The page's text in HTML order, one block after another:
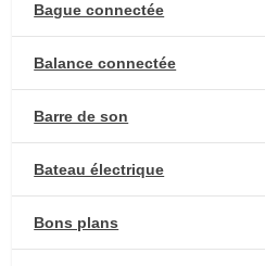
Bague connectée
Balance connectée
Barre de son
Bateau électrique
Bons plans